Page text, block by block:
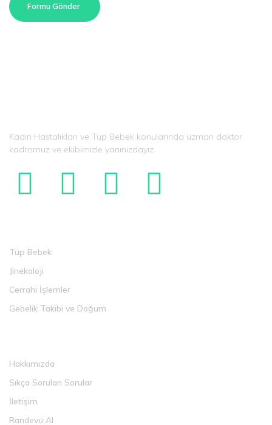
Formu Gönder
Kadın Hastalıkları ve Tüp Bebek konularında uzman doktor
kadromuz ve ekibimizle yanınızdayız
Tüp Bebek
Jinekoloji
Cerrahi İşlemler
Gebelik Takibi ve Doğum
Hakkımızda
Sıkça Sorulan Sorular
İletişim
Randevu Al